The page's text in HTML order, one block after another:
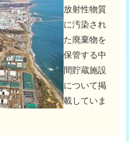
放射性物質
に汚染され
た廃棄物を
保管する中
間貯蔵施設
について掲
載していま